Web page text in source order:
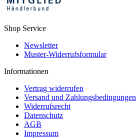
Shop Service
Newsletter
Muster-Widerrufsformular
Informationen
Vertrag widerrufen
Versand und Zahlungsbedingungen
Widerrufsrecht
Datenschutz
AGB
Impressum